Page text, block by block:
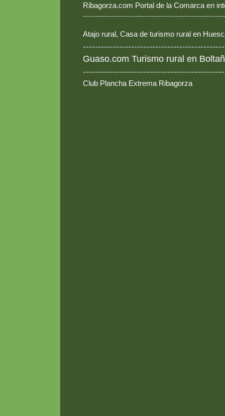
Ribagorza.com Portal de la Comarca en
Atajo rural, Casa de turismo rural en
Guaso.com Turismo rural en
Club Plancha Extrema Ribagorza